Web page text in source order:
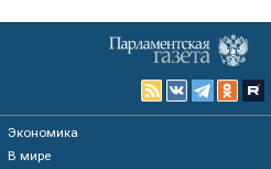
Экономика
В мире